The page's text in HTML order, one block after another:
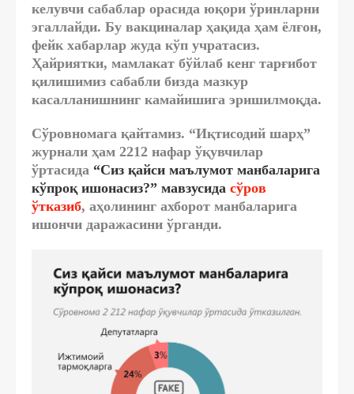
келувчи сабаблар орасида юқори ўринларни
эгаллайди. Бу вакциналар ҳақида ҳам ёлғон,
фейк хабарлар жуда кўп учратасиз.
Ҳайриятки, мамлакат бўйлаб кенг тарғибот
қилишимиз сабабли бизда мазкур
касалланишнинг камайишига эришилмоқда.
Сўровномага қайтамиз. “Иқтисодий шарҳ”
журнали ҳам 2212 нафар ўқувчилар
ўртасида “Сиз қайси маълумот манбаларига
кўпроқ ишонасиз?” мавзусида сўров
ўтказиб, аҳолининг ахборот манбаларига
ишончи даражасини ўрганди.